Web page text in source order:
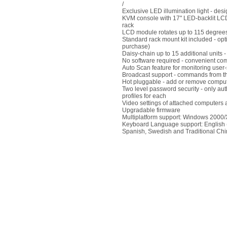
/
Exclusive LED illumination light -
KVM console with 17" LED-backlit
rack
LCD module rotates up to 115
Standard rack mount kit included -
purchase)
Daisy-chain up to 15 additional units
No software required - convenient
Auto Scan feature for monitoring
Broadcast support - commands from
Hot pluggable - add or remove
Two level password security - only
profiles for each
Video settings of attached
Upgradable firmware
Multiplatform support: Windows
Keyboard Language support:
Spanish, Swedish and Traditional